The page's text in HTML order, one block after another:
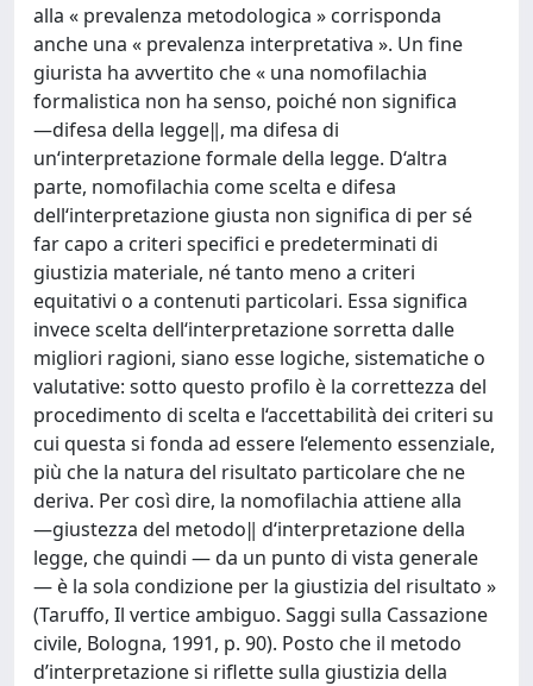
alla « prevalenza metodologica » corrisponda
anche una « prevalenza interpretativa ». Un fine
giurista ha avvertito che « una nomofilachia
formalistica non ha senso, poiché non significa
―difesa della legge‖, ma difesa di
un‘interpretazione formale della legge. D‘altra
parte, nomofilachia come scelta e difesa
dell‘interpretazione giusta non significa di per sé
far capo a criteri specifici e predeterminati di
giustizia materiale, né tanto meno a criteri
equitativi o a contenuti particolari. Essa significa
invece scelta dell‘interpretazione sorretta dalle
migliori ragioni, siano esse logiche, sistematiche o
valutative: sotto questo profilo è la correttezza del
procedimento di scelta e l‘accettabilità dei criteri su
cui questa si fonda ad essere l‘elemento essenziale,
più che la natura del risultato particolare che ne
deriva. Per così dire, la nomofilachia attiene alla
―giustezza del metodo‖ d‘interpretazione della
legge, che quindi — da un punto di vista generale
— è la sola condizione per la giustizia del risultato »
(Taruffo, Il vertice ambiguo. Saggi sulla Cassazione
civile, Bologna, 1991, p. 90). Posto che il metodo
d’interpretazione si riflette sulla giustizia della